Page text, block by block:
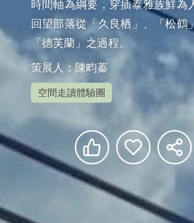
時間軸為綱要，穿插泰雅族鮮為
回望部落從「久良栖」、「松鶴
策展人：陳畇蓁
空間走讀體驗團